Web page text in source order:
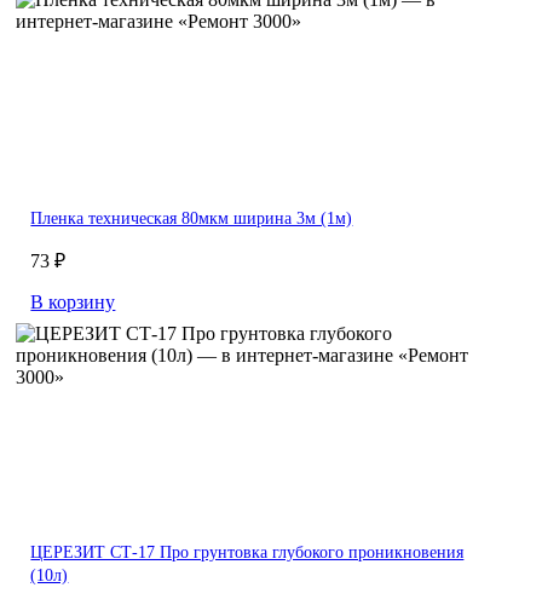
Пленка техническая 80мкм ширина 3м (1м)
73 ₽
В корзину
ЦЕРЕЗИТ СТ-17 Про грунтовка глубокого проникновения
(10л)